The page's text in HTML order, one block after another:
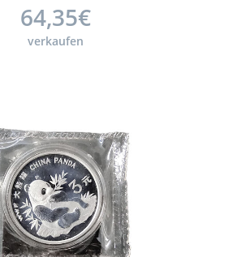
64,35€
verkaufen